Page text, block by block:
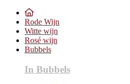
Rode Wijn
Witte wijn
Rosé wijn
Bubbels
In Bubbels